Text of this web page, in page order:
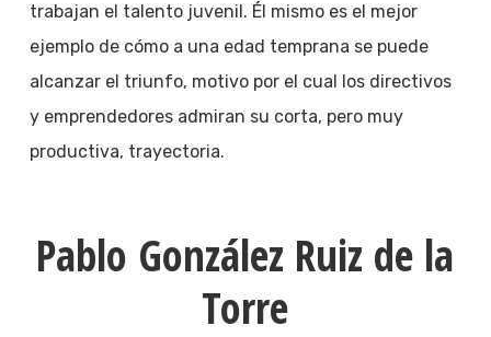
trabajan el talento juvenil. Él mismo es el mejor
ejemplo de cómo a una edad temprana se puede
alcanzar el triunfo, motivo por el cual los directivos
y emprendedores admiran su corta, pero muy
productiva, trayectoria.
Pablo González Ruiz de la
Torre